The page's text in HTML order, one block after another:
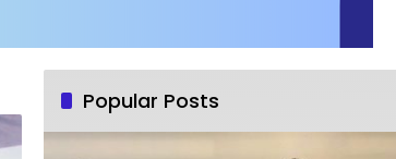
Popular Posts